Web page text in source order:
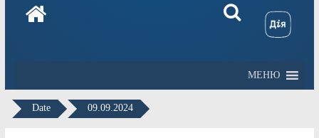
МЕНЮ
Date 09.09.2024